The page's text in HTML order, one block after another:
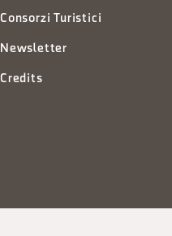
Consorzi Turistici
Newsletter
Credits